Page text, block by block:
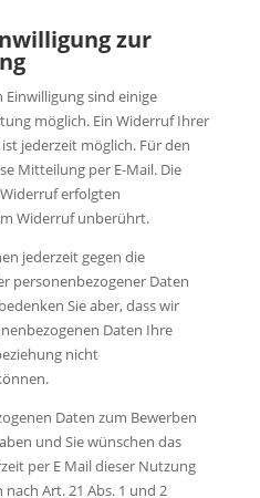
zur
sind einige
möglich. Ein Widerruf Ihrer
jederzeit möglich. Für den
Mitteilung per E-Mail. Die
erfolgten
Widerruf unberührt.
jederzeit gegen die
personenbezogener Daten
Sie aber, dass wir
Daten Ihre
nicht
Daten zum Bewerben
und Sie wünschen das
per E Mail dieser Nutzung
Art. 21 Abs. 1 und 2